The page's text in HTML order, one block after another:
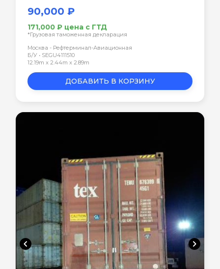
90,000 ₽
171,000 ₽ цена с ГТД
*Грузовая таможенная декларация
Москва - Рефтерминал-Авиационная
Б/У • SEGU4111510
12.19m x 2.44m x 2.89m
ДОБАВИТЬ В КОРЗИНУ
chevron_left chevron_right